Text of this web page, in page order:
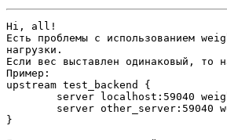
Hi, all!
Есть проблемы с использованием
нагрузки.
Если вес выставлен одинаковый, то
Пример:
upstream test_backend {
server localhost:59040
server other_server:59040
}